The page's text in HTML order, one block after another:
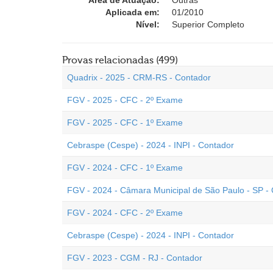
Aplicada em:
01/2010
Nível:
Superior Completo
Provas relacionadas (499)
Quadrix - 2025 - CRM-RS - Contador
FGV - 2025 - CFC - 2º Exame
FGV - 2025 - CFC - 1º Exame
Cebraspe (Cespe) - 2024 - INPI - Contador
FGV - 2024 - CFC - 1º Exame
FGV - 2024 - Câmara Municipal de São Paulo - SP -
FGV - 2024 - CFC - 2º Exame
Cebraspe (Cespe) - 2024 - INPI - Contador
FGV - 2023 - CGM - RJ - Contador